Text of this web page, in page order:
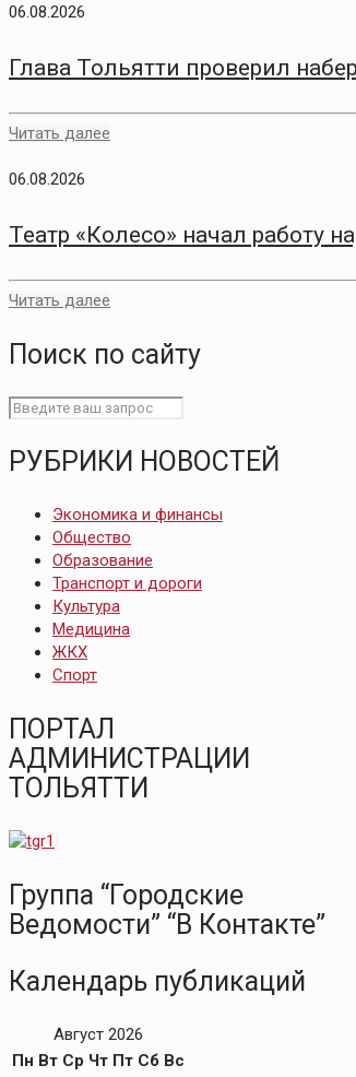
06.08.2026
Глава Тольятти проверил
Читать далее
06.08.2026
Театр «Колесо» начал работу
Читать далее
Поиск по сайту
РУБРИКИ НОВОСТЕЙ
Экономика и финансы
Общество
Образование
Транспорт и дороги
Культура
Медицина
ЖКХ
Спорт
ПОРТАЛ
АДМИНИСТРАЦИИ
ТОЛЬЯТТИ
Группа “Городские
Ведомости” “В Контакте”
Календарь публикаций
Август 2026
Пн Вт Ср Чт Пт Сб Вс